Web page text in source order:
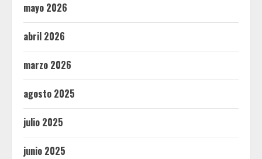
mayo 2026
abril 2026
marzo 2026
agosto 2025
julio 2025
junio 2025